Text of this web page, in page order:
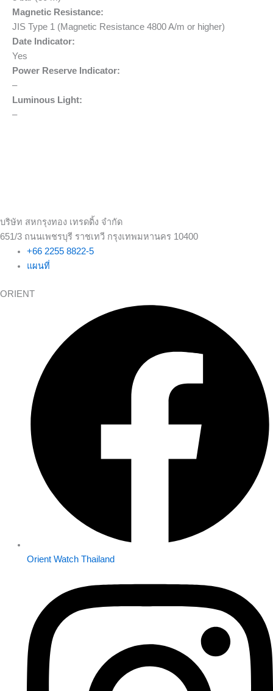
Magnetic Resistance:
JIS Type 1 (Magnetic Resistance 4800 A/m or higher)
Date Indicator:
Yes
Power Reserve Indicator:
–
Luminous Light:
–
บริษัท สหกรุงทอง เทรดดิ้ง จำกัด
651/3 ถนนเพชรบุรี ราชเทวี กรุงเทพมหานคร 10400
+66 2255 8822-5
แผนที่
ORIENT
Orient Watch Thailand